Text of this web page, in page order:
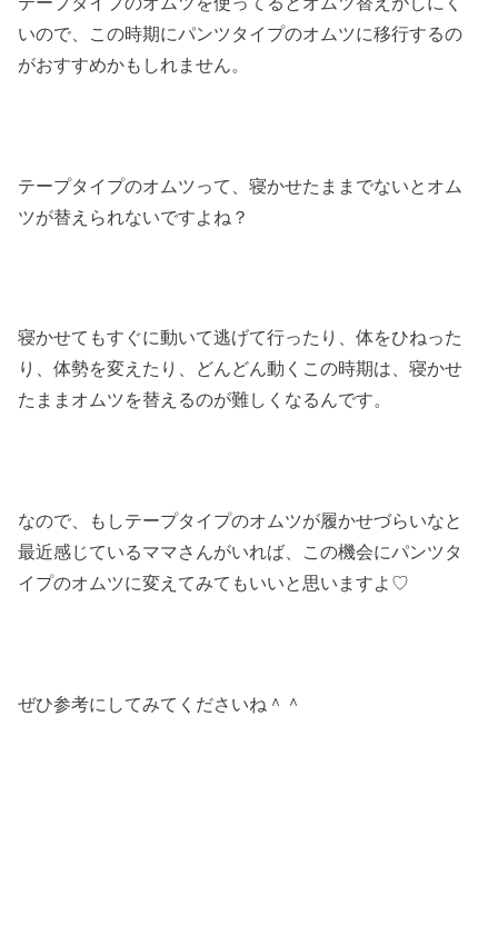
いので、この時期にパンツタイプのオムツに移行するの
がおすすめかもしれません。
テープタイプのオムツって、寝かせたままでないとオム
ツが替えられないですよね？
寝かせてもすぐに動いて逃げて行ったり、体をひねった
り、体勢を変えたり、どんどん動くこの時期は、寝かせ
たままオムツを替えるのが難しくなるんです。
なので、もしテープタイプのオムツが履かせづらいなと
最近感じているママさんがいれば、この機会にパンツタ
イプのオムツに変えてみてもいいと思いますよ♡
ぜひ参考にしてみてくださいね＾＾